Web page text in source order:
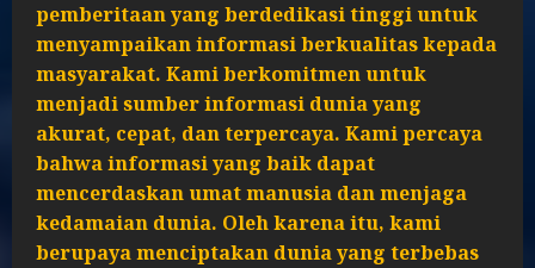
pemberitaan yang berdedikasi tinggi untuk
menyampaikan informasi berkualitas kepada
masyarakat. Kami berkomitmen untuk
menjadi sumber informasi dunia yang
akurat, cepat, dan terpercaya. Kami percaya
bahwa informasi yang baik dapat
mencerdaskan umat manusia dan menjaga
kedamaian dunia. Oleh karena itu, kami
berupaya menciptakan dunia yang terbebas